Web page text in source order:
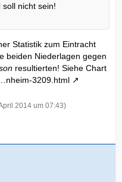
nicht sein!
Statistik zum Eintracht
beiden Niederlagen gegen
resultierten! Siehe Chart
3209.html
2014 um 07:43)